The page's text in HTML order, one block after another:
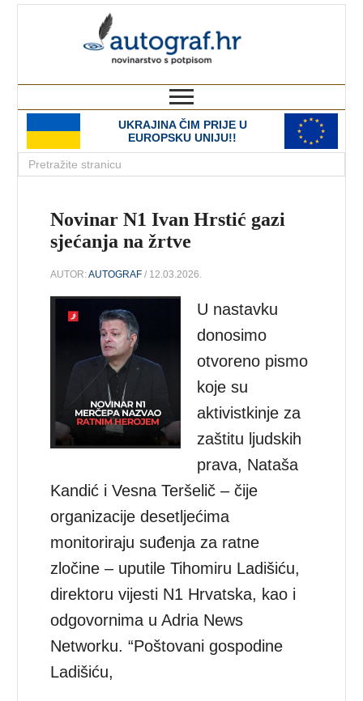
UKRAJINA ČIM PRIJE U
EUROPSKU UNIJU!!
Novinar N1 Ivan Hrstić gazi
sjećanja na žrtve
AUTOR:AUTOGRAF / 12.03.2026.
U nastavku
donosimo
otvoreno pismo
koje su
aktivistkinje za
zaštitu ljudskih
prava, Nataša
Kandić i Vesna Teršelič – čije
organizacije desetljećima
monitoriraju suđenja za ratne
zločine – uputile Tihomiru Ladišiću,
direktoru vijesti N1 Hrvatska, kao i
odgovornima u Adria News
Networku. “Poštovani gospodine
Ladišiću,